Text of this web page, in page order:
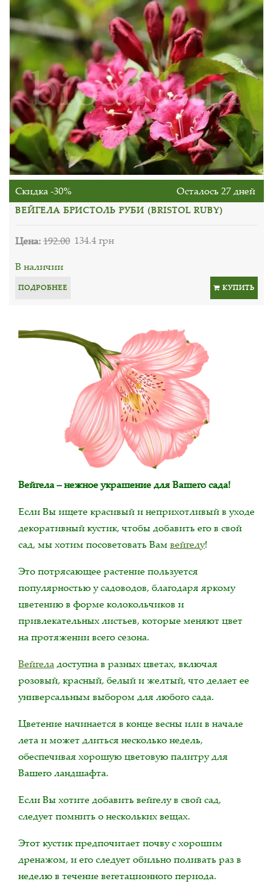
Скидка -30% Осталось 27 дней
ВЕЙГЕЛА БРИСТОЛЬ РУБИ (BRISTOL RUBY)
Цена:192.00 134.4 грн
В наличии
ПОДРОБНЕЕ КУПИТЬ
Вейгела – нежное украшение для Вашего сада!
Если Вы ищете красивый и неприхотливый в уходе
декоративный кустик, чтобы добавить его в свой
сад, мы хотим посоветовать Вам вейгелу!
Это потрясающее растение пользуется
популярностью у садоводов, благодаря яркому
цветению в форме колокольчиков и
привлекательных листьев, которые меняют цвет
на протяжении всего сезона.
Вейгеладоступна в разных цветах, включая
розовый, красный, белый и желтый, что делает ее
универсальным выбором для любого сада.
Цветение начинается в конце весны или в начале
лета и может длиться несколько недель,
обеспечивая хорошую цветовую палитру для
Вашего ландшафта.
Если Вы хотите добавить вейгелу в свой сад,
следует помнить о нескольких вещах.
Этот кустик предпочитает почву с хорошим
дренажом, и его следует обильно поливать раз в
неделю в течение вегетационного периода.